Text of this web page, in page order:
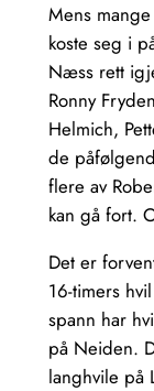
Mens
koste seg i
Næss rett
Ronny
Helmich,
de
flere av
kan gå fort.
Det er
16-timers
spann har
på Neiden.
langhvile på